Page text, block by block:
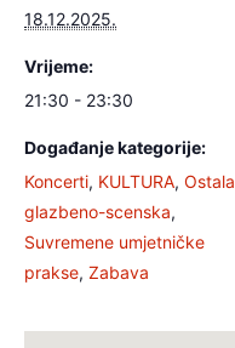
18.12.2025.
Vrijeme:
21:30 - 23:30
Događanje kategorije:
Koncerti, KULTURA, Ostala
glazbeno-scenska,
Suvremene umjetničke
prakse, Zabava